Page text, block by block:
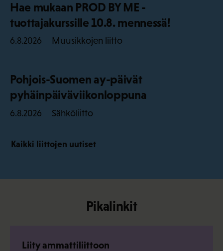
Hae mukaan PROD BY ME -
tuottajakurssille 10.8. mennessä!
6.8.2026 Muusikkojen liitto
Pohjois-Suomen ay-päivät
pyhäinpäiväviikonloppuna
6.8.2026 Sähköliitto
Kaikki liittojen uutiset
Pikalinkit
Liity ammattiliittoon